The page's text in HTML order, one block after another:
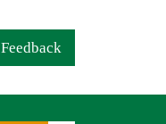
Feedback